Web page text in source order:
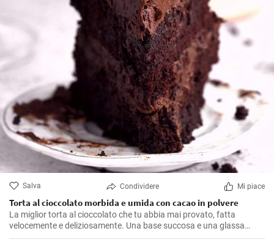
Salva Condividere Mi piace
Torta al cioccolato morbida e umida con cacao in polvere
La miglior torta al cioccolato che tu abbia mai provato, fatta
velocemente e deliziosamente. Una base succosa e una glassa
vellutata al cioccolato la rendono una preferita delle nostre